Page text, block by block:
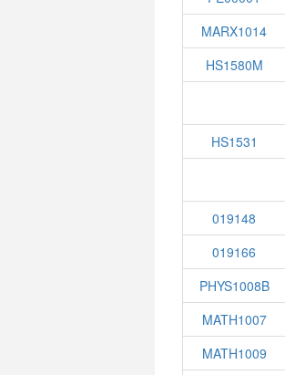
MARX1014
HS1580M
HS1531
019148
019166
PHYS1008B
MATH1007
MATH1009